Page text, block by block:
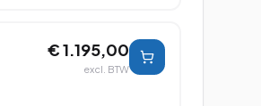
€ 1.195,00
excl. BTW